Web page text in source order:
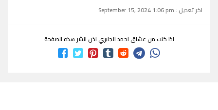
اخر تعديل : September 15, 2024 1:06 pm
اذا كنت من عشاق احمد الجابري اذن انشر هذه الصفحة